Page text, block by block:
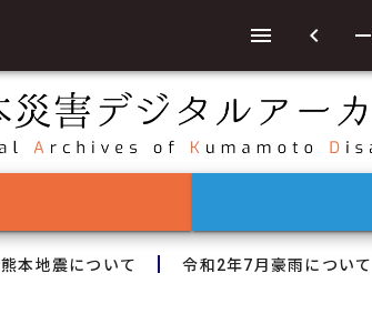
chevron_left remove
熊本地震について 令和2年7月豪雨について